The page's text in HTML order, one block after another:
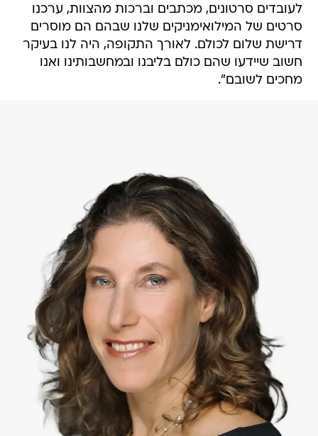
לעובדים סרטונים, מכתבים וברכות מהצוות, ערכנו
סרטים של המילואימניקים שלנו שבהם הם מוסרים
דרישת שלום לכולם. לאורך התקופה, היה לנו בעיקר
חשוב שיידעו שהם כולם בליבנו ובמחשבותינו ואנו
מחכים לשובם".